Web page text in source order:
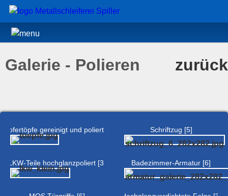
Galerie - Polieren zurück
Kupfertöpfe gereinigt und poliert [5] Schriftzug [5]
LKW-Teile hochglanzpoliert [3] Badezimmer-Armatur [6]